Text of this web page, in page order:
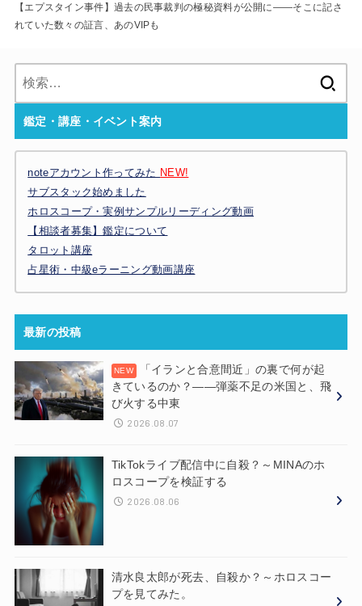
【エプスタイン事件】過去の民事裁判の極秘資料が公開に――そこに記さ
れていた数々の証言、あのVIPも
鑑定・講座・イベント案内
noteアカウント作ってみた NEW!
サブスタック始めました
ホロスコープ・実例サンプルリーディング動画
【相談者募集】鑑定について
タロット講座
占星術・中級eラーニング動画講座
最新の投稿
「イランと合意間近」の裏で何が起
きているのか？——弾薬不足の米国と、飛
び火する中東
2026.08.07
TikTokライブ配信中に自殺？～MINAのホ
ロスコープを検証する
2026.08.06
清水良太郎が死去、自殺か？～ホロスコー
プを見てみた。